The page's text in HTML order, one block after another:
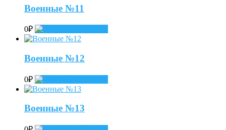
Военные №11
0₽
Военные №12
0₽
Военные №13